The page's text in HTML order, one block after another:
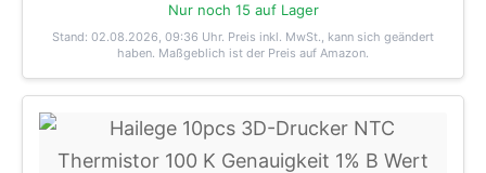
Nur noch 15 auf Lager
Stand: 02.08.2026, 09:36 Uhr. Preis inkl. MwSt., kann sich geändert
haben. Maßgeblich ist der Preis auf Amazon.